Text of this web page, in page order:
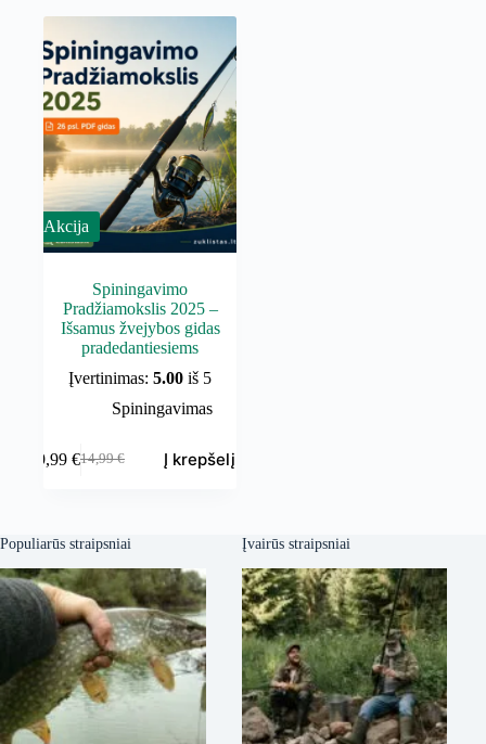
Akcija
Spiningavimo
Pradžiamokslis 2025 –
Išsamus žvejybos gidas
pradedantiesiems
Įvertinimas:5.00 iš 5
Spiningavimas
14,99€
Original
9,99€Current
Į krepšelį
Populiarūs straipsniai Įvairūs straipsniai